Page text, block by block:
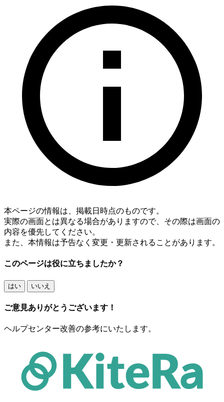
本ページの情報は、掲載日時点のものです。
実際の画面とは異なる場合がありますので、その際は画面の
内容を優先してください。
また、本情報は予告なく変更・更新されることがあります。
このページは役に立ちましたか？
はい いいえ
ご意見ありがとうございます！
ヘルプセンター改善の参考にいたします。